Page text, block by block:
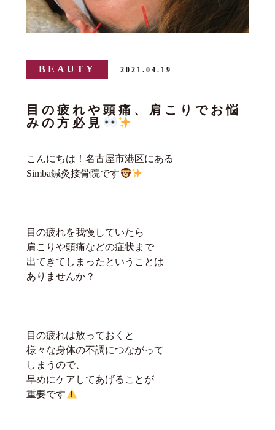
BEAUTY 2021.04.19
目の疲れや頭痛、肩こりでお悩
みの方必見
こんにちは！名古屋市港区にある
Simba鍼灸接骨院です
目の疲れを我慢していたら
肩こりや頭痛などの症状まで
出てきてしまったということは
ありませんか？
目の疲れは放っておくと
様々な身体の不調につながって
しまうので、
早めにケアしてあげることが
重要です